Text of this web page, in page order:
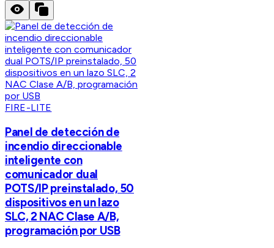
FIRE-LITE
Panel de detección de
incendio direccionable
inteligente con
comunicador dual
POTS/IP preinstalado, 50
dispositivos en un lazo
SLC, 2 NAC Clase A/B,
programación por USB